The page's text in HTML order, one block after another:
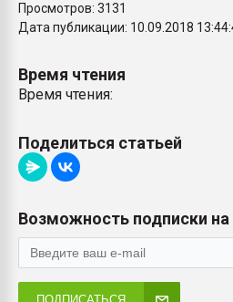
Просмотров: 3131
Дата публикации: 10.09.2018
Время чтения
Время чтения:
Поделиться статьей
Возможность подписки на